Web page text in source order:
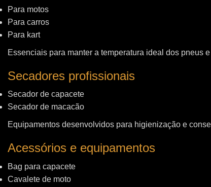
Para motos
Para carros
Para kart
Essenciais para manter a temperatura ideal dos pneus
Secadores profissionais
Secador de capacete
Secador de macacão
Equipamentos desenvolvidos para higienização e
Acessórios e equipamentos
Bag para capacete
Cavalete de moto